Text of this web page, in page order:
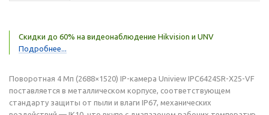
Скидки до 60% на видеонаблюдение Hikvision и UNV
Подробнее...
Поворотная 4 Мп (2688×1520) IP-камера Uniview IPC6424SR-X25-VF
поставляется в металлическом корпусе, соответствующем
стандарту защиты от пыли и влаги IP67, механических